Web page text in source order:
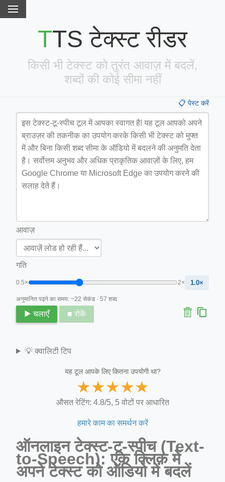
crew-neck-navy-blue/
TTS टेक्स्ट रीडर
किसी भी टेक्स्ट को तुरंत आवाज़ में बदलें,
शब्दों की कोई सीमा नहीं
📋 पेस्ट करें
आवाज़
गति
0.5× 2× 1.0×
अनुमानित पढ़ने का समय: ~22 सेकंड · 57 शब्द
▶ चलाएँ ■ रोकें
💡 क्वालिटी टिप
यह टूल आपके लिए कितना उपयोगी था?
★★★★★
औसत रेटिंग: 4.8/5, 5 वोटों पर आधारित
हमारे काम का समर्थन करें
ऑनलाइन टेक्स्ट-टू-स्पीच (Text-
to-Speech): एक क्लिक में
अपने टेक्स्ट को ऑडियो में बदलें